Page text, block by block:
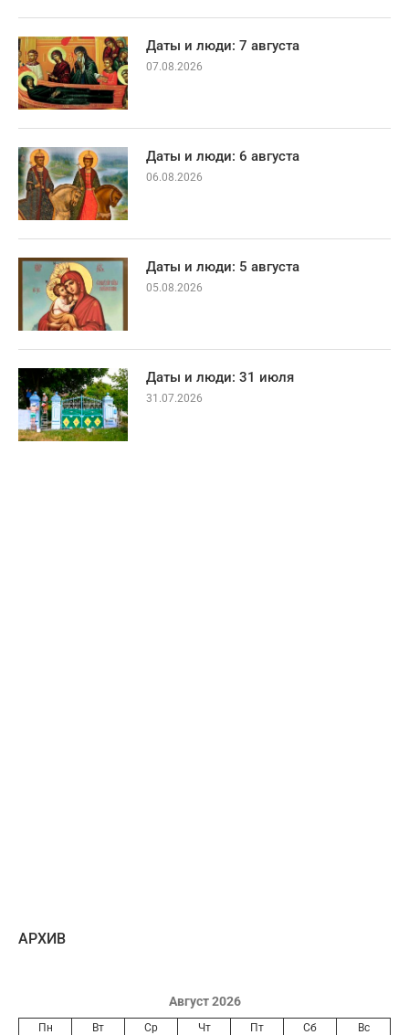
Даты и люди: 7 августа
07.08.2026
Даты и люди: 6 августа
06.08.2026
Даты и люди: 5 августа
05.08.2026
Даты и люди: 31 июля
31.07.2026
AРХИВ
Август 2026
Пн Вт Ср Чт Пт Сб Вс